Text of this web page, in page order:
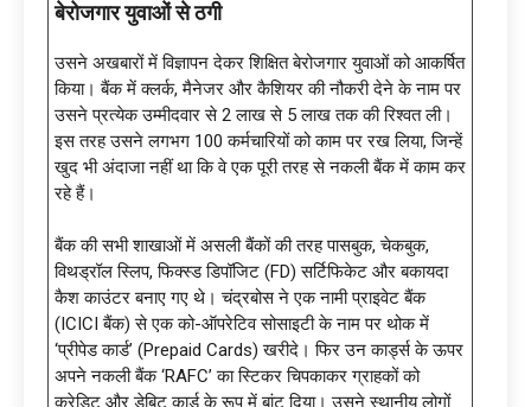
बेरोजगार युवाओं से ठगी
उसने अखबारों में विज्ञापन देकर शिक्षित बेरोजगार युवाओं को आकर्षित
किया। बैंक में क्लर्क, मैनेजर और कैशियर की नौकरी देने के नाम पर
उसने प्रत्येक उम्मीदवार से 2 लाख से 5 लाख तक की रिश्वत ली।
इस तरह उसने लगभग 100 कर्मचारियों को काम पर रख लिया, जिन्हें
खुद भी अंदाजा नहीं था कि वे एक पूरी तरह से नकली बैंक में काम कर
रहे हैं।
बैंक की सभी शाखाओं में असली बैंकों की तरह पासबुक, चेकबुक,
विथड्रॉल स्लिप, फिक्स्ड डिपॉजिट (FD) सर्टिफिकेट और बकायदा
कैश काउंटर बनाए गए थे। चंद्रबोस ने एक नामी प्राइवेट बैंक
(ICICI बैंक) से एक को-ऑपरेटिव सोसाइटी के नाम पर थोक में
‘प्रीपेड कार्ड’ (Prepaid Cards) खरीदे। फिर उन कार्ड्स के ऊपर
अपने नकली बैंक ‘RAFC’ का स्टिकर चिपकाकर ग्राहकों को
क्रेडिट और डेबिट कार्ड के रूप में बांट दिया। उसने स्थानीय लोगों